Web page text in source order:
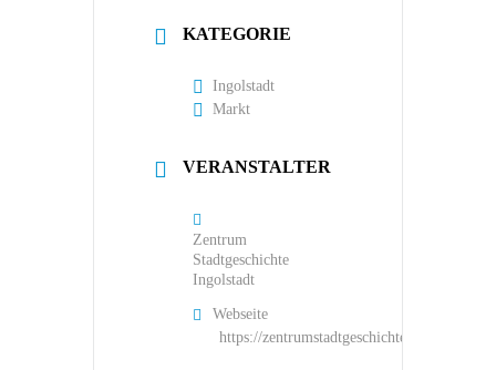
KATEGORIE
Ingolstadt
Markt
VERANSTALTER
Zentrum
Stadtgeschichte
Ingolstadt
Webseite
https://zentrumstadtgeschichte.ingolstadt.de